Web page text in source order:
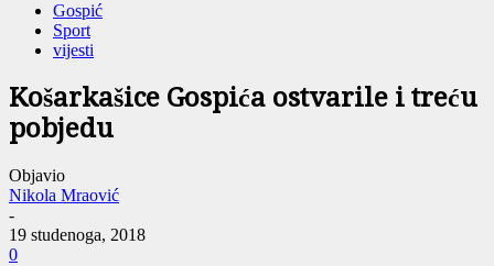
Gospić
Sport
vijesti
Košarkašice Gospića ostvarile i treću
pobjedu
Objavio
Nikola Mraović
-
19 studenoga, 2018
0